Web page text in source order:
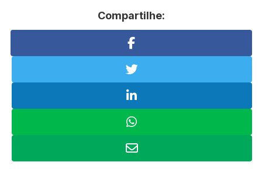
Compartilhe: